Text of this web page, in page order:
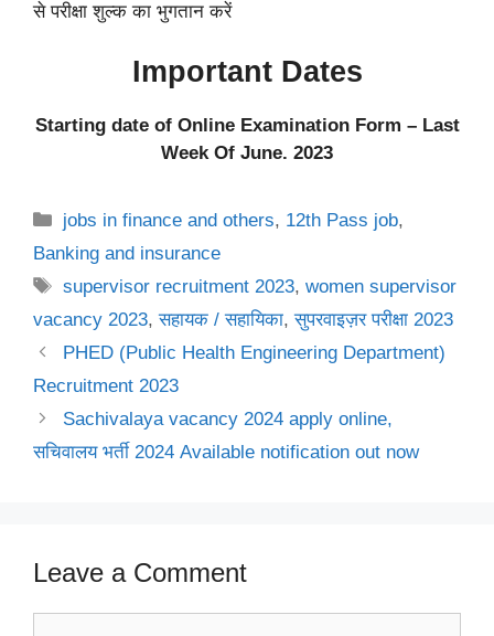
से परीक्षा शुल्क का भुगतान करें
Important Dates
Starting date of Online Examination Form – Last
Week Of June. 2023
Categories
jobs in finance and others, 12th Pass job,
Banking and insurance
Tags
supervisor recruitment 2023,women supervisor
vacancy 2023,सहायक / सहायिका,सुपरवाइज़र परीक्षा 2023
PHED (Public Health Engineering Department)
Recruitment 2023
Sachivalaya vacancy 2024 apply online,
सचिवालय भर्ती 2024 Available notification out now
Leave a Comment